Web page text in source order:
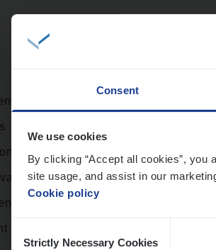
Consent
We use cookies
By clicking “Accept all cookies”, you
site usage, and assist in our
Cookie policy
Selection
Strictly Necessary Cookies